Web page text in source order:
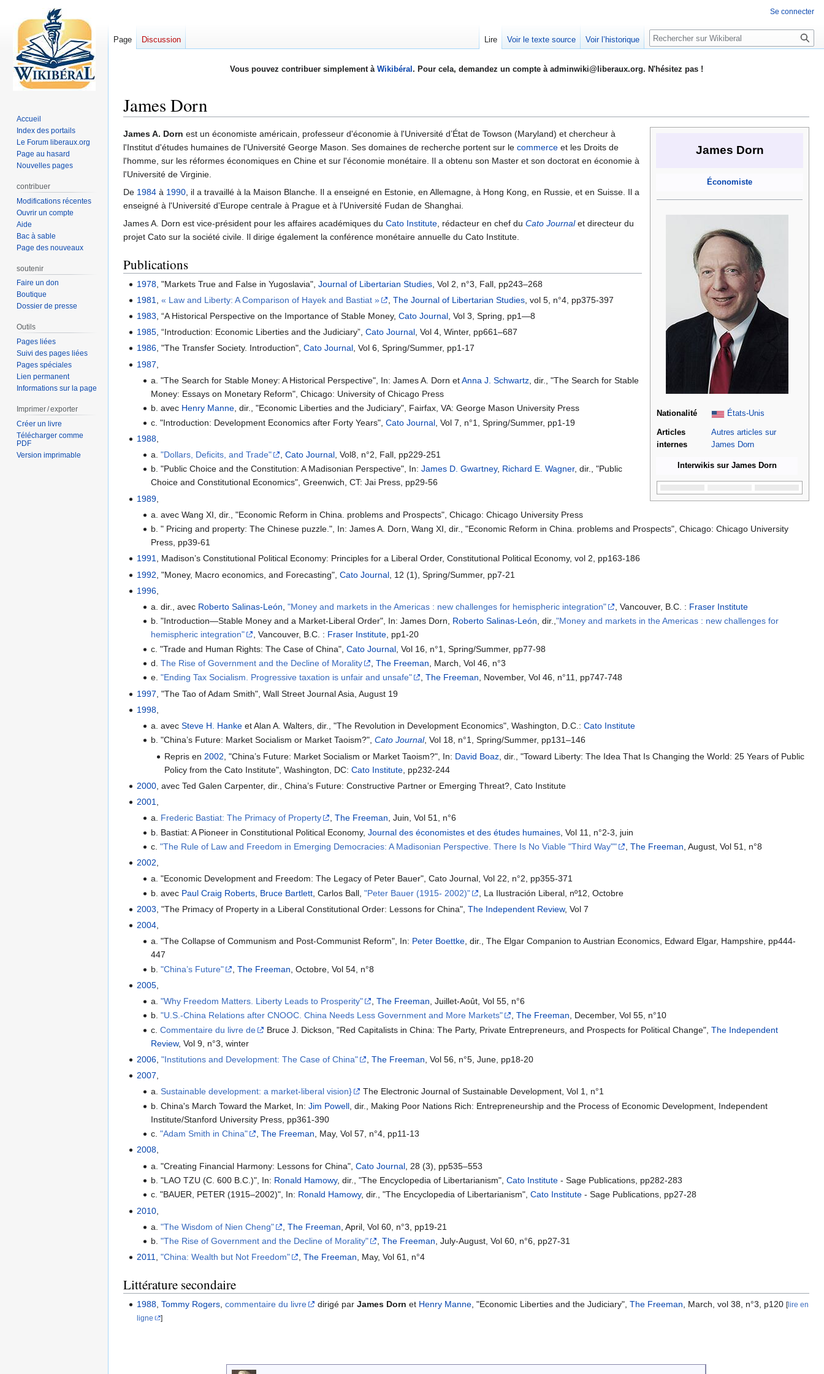
Vous pouvez contribuer simplement à Wikibéral . Pour cela, demandez un compte à adminwiki@liberaux.org. N'hésitez pas !
James Dorn
Aller
à
la
navigation
Aller
à
la
recherche
James Dorn
Économiste
Nationalité États-Unis
Articles
internes
Autres articles sur
James Dorn
Interwikis sur James Dorn
James A. Dorn est un économiste américain, professeur d'économie à l'Université d’État de Towson (Maryland) et chercheur à
l'Institut d'études humaines de l'Université George Mason. Ses domaines de recherche portent sur le commerce et les Droits de
l'homme, sur les réformes économiques en Chine et sur l'économie monétaire. Il a obtenu son Master et son doctorat en économie à
l'Université de Virginie.
De 1984 à 1990, il a travaillé à la Maison Blanche. Il a enseigné en Estonie, en Allemagne, à Hong Kong, en Russie, et en Suisse. Il a
enseigné à l'Université d'Europe centrale à Prague et à l'Université Fudan de Shanghai.
James A. Dorn est vice-président pour les affaires académiques du Cato Institute, rédacteur en chef du Cato Journalet directeur du
projet Cato sur la société civile. Il dirige également la conférence monétaire annuelle du Cato Institute.
Publications
1978 , "Markets True and False in Yugoslavia",Journal of Libertarian Studies , Vol 2, n°3, Fall, pp243–268
1981
,« Law and Liberty: A Comparison of Hayek and Bastiat » ,The Journal of Libertarian Studies , vol 5, n°4, pp375-397
1983 , “A Historical Perspective on the Importance of Stable Money,Cato Journal , Vol 3, Spring, pp1—8
1985, “Introduction: Economic Liberties and the Judiciary”,Cato Journal, Vol 4, Winter, pp661–687
1986, "The Transfer Society. Introduction",Cato Journal, Vol 6, Spring/Summer, pp1-17
1987
a. "The Search for Stable Money: A Historical Perspective", In: James A. Dorn etAnna J. Schwartz, dir., "The Search for Stable
Money: Essays on Monetary Reform", Chicago: University of Chicago Press
b. avec Henry Manne, dir., "Economic Liberties and the Judiciary", Fairfax, VA: George Mason University Press
c. "Introduction: Development Economics after Forty Years", Cato Journal, Vol 7, n°1, Spring/Summer, pp1-19
1988
a. "Dollars, Deficits, and Trade" Cato Journal, Vol8, n°2, Fall, pp229-251
b. "Public Choice and the Constitution: A Madisonian Perspective", In: James D. Gwartney, Richard E. Wagner, dir., "Public
Choice and Constitutional Economics", Greenwich, CT: Jai Press, pp29-56
1989
a. avec Wang XI, dir., "Economic Reform in China. problems and Prospects", Chicago: Chicago University Press
b. " Pricing and property: The Chinese puzzle.", In: James A. Dorn, Wang XI, dir., "Economic Reform in China. problems and Prospects", Chicago: Chicago University
Press, pp39-61
1991, Madison’s Constitutional Political Economy: Principles for a Liberal Order, Constitutional Political Economy, vol 2, pp163-186
1992 , "Money, Macro economics, and Forecasting",Cato Journal , 12 (1), Spring/Summer, pp7-21
1996
a. dir., avec Roberto Salinas-León "Money and markets in the Americas : new challenges for hemispheric integration" , Vancouver, B.C. : Fraser Institute
b. "Introduction—Stable Money and a Market-Liberal Order", In: James Dorn, Roberto Salinas-León, dir.,"Money and markets in the Americas : new challenges for
hemispheric integration"
, Vancouver, B.C. : Fraser Institute, pp1-20
c. "Trade and Human Rights: The Case of China", Cato Journal, Vol 16, n°1, Spring/Summer, pp77-98
d. The Rise of Government and the Decline of Morality The Freeman , March, Vol 46, n°3
e. "Ending Tax Socialism. Progressive taxation is unfair and unsafe" , The Freeman, November, Vol 46, n°11, pp747-748
1997 , "The Tao of Adam Smith", Wall Street Journal Asia, August 19
1998
a. avec Steve H. Hankeet Alan A. Walters, dir., "The Revolution in Development Economics", Washington, D.C.: Cato Institute
b. "China’s Future: Market Socialism or Market Taoism?", Cato Journal, Vol 18, n°1, Spring/Summer, pp131–146
Repris en 2002 , "China’s Future: Market Socialism or Market Taoism?", In: David Boaz , dir., "Toward Liberty: The Idea That Is Changing the World: 25 Years of Public
Policy from the Cato Institute", Washington, DC:Cato Institute , pp232-244
2000 , avec Ted Galen Carpenter, dir., China’s Future: Constructive Partner or Emerging Threat?, Cato Institute
2001
a. Frederic Bastiat: The Primacy of Property The Freeman , Juin, Vol 51, n°6
b. Bastiat: A Pioneer in Constitutional Political Economy, Journal des économistes et des études humaines, Vol 11, n°2-3, juin
c. "The Rule of Law and Freedom in Emerging Democracies: A Madisonian Perspective. There Is No Viable "Third Way"" The Freeman , August, Vol 51, n°8
2002
a. "Economic Development and Freedom: The Legacy of Peter Bauer", Cato Journal, Vol 22, n°2, pp355-371
b. avec Paul Craig Roberts, Bruce Bartlett, Carlos Ball, "Peter Bauer (1915- 2002)"
, La Ilustración Liberal, nº12, Octobre
2003 , "The Primacy of Property in a Liberal Constitutional Order: Lessons for China",The Independent Review, Vol 7
2004
a. "The Collapse of Communism and Post-Communist Reform", In: Peter Boettke, dir., The Elgar Companion to Austrian Economics, Edward Elgar, Hampshire, pp444-
447
b. "China’s Future" The Freeman , Octobre, Vol 54, n°8
2005
a. "Why Freedom Matters. Liberty Leads to Prosperity" The Freeman , Juillet-Août, Vol 55, n°6
b. "U.S.-China Relations after CNOOC. China Needs Less Government and More Markets" , The Freeman, December, Vol 55, n°10
c. Commentaire du livre de Bruce J. Dickson, "Red Capitalists in China: The Party, Private Entrepreneurs, and Prospects for Political Change", The Independent
Review, Vol 9, n°3, winter
2006 ,"Institutions and Development: The Case of China" ,The Freeman , Vol 56, n°5, June, pp18-20
2007,
a. Sustainable development: a market-liberal vision}
The Electronic Journal of Sustainable Development, Vol 1, n°1
b. China's March Toward the Market, In: Jim Powell, dir., Making Poor Nations Rich: Entrepreneurship and the Process of Economic Development, Independent
Institute/Stanford University Press, pp361-390
c. "Adam Smith in China" The Freeman , May, Vol 57, n°4, pp11-13
2008,
a. "Creating Financial Harmony: Lessons for China", Cato Journal, 28 (3), pp535–553
b. "LAO TZU (C. 600 B.C.)", In: Ronald Hamowy, dir., "The Encyclopedia of Libertarianism", Cato Institute- Sage Publications, pp282-283
c. "BAUER, PETER (1915–2002)", In: Ronald Hamowy, dir., "The Encyclopedia of Libertarianism", Cato Institute- Sage Publications, pp27-28
2010
a. "The Wisdom of Nien Cheng" The Freeman , April, Vol 60, n°3, pp19-21
b. "The Rise of Government and the Decline of Morality" The Freeman , July-August, Vol 60, n°6, pp27-31
2011,"China: Wealth but Not Freedom" ,The Freeman, May, Vol 61, n°4
Littérature secondaire
1988 ,Tommy Rogers ,commentaire du livre dirigé parJames Dorn et Henry Manne , "Economic Liberties and the Judiciary",The Freeman , March, vol 38, n°3, p120[lire en
ligne
]
Se connecter
Page Discussion Lire Voir le texte source Voir l’historique Rechercher
Accueil
Index des portails
Le Forum liberaux.org
Page au hasard
Nouvelles pages
contribuer
Modifications récentes
Ouvrir un compte
Aide
Bac à sable
Page des nouveaux
soutenir
Faire un don
Boutique
Dossier de presse
Outils
Pages liées
Suivi des pages liées
Pages spéciales
Lien permanent
Informations sur la page
Imprimer / exporter
Créer un livre
Télécharger comme
PDF
Version imprimable